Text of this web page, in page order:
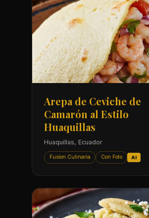
Arepa de Ceviche de
Camarón al Estilo
Huaquillas
Huaquillas, Ecuador
Fusion Culinaria Con Foto AI